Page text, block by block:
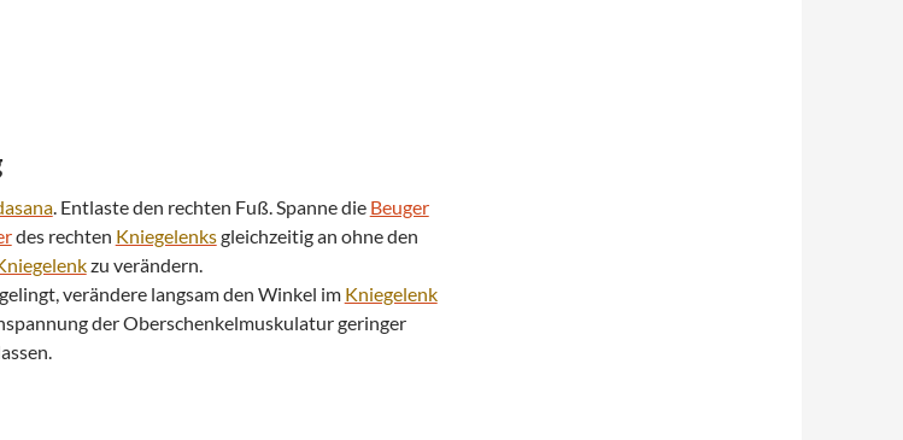
. Entlaste den rechten Fuß. Spanne die Beuger
des rechten Kniegelenksgleichzeitig an ohne den
zu verändern.
verändere langsam den Winkel im Kniegelenk
der Oberschenkelmuskulatur geringer